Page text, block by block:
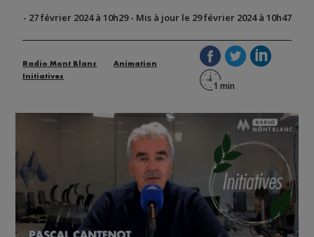
- 27 février 2024 à 10h29- Mis à jour le 29 février 2024 à 10h47
Radio Mont Blanc
Animation
Initiatives